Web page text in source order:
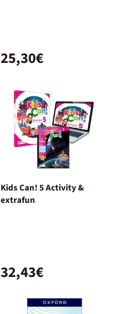
25,30€
Kids Can! 5 Activity &
extrafun
32,43€